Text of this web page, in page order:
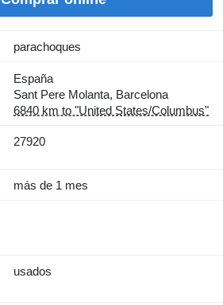
parachoques
España
Sant Pere Molanta, Barcelona
6840 km to "United States/Columbus"
27920
más de 1 mes
usados